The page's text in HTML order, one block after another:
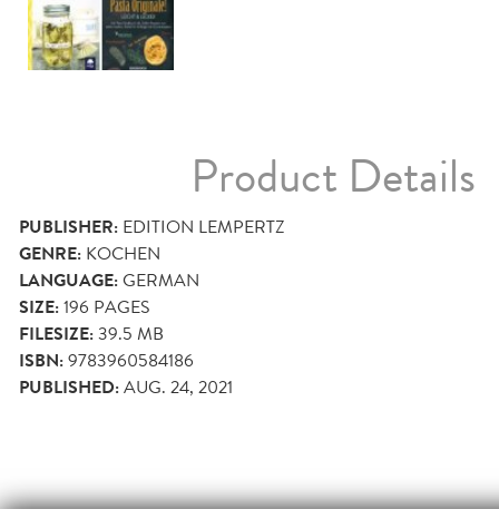
Product Details
PUBLISHER: EDITION LEMPERTZ
GENRE: KOCHEN
LANGUAGE:GERMAN
SIZE:196 PAGES
FILESIZE:39.5 MB
ISBN:9783960584186
PUBLISHED:AUG. 24, 2021